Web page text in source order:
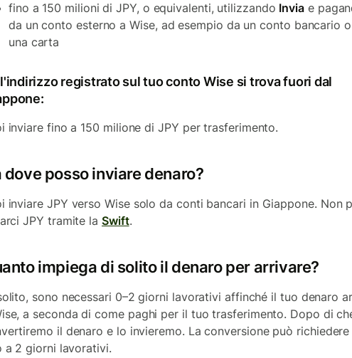
fino a 150 milioni di JPY, o equivalenti, utilizzando Invia e
da un conto esterno a Wise, ad esempio da un conto bancario
una carta
registrato sul tuo conto Wise si trova fuori dal
inviare fino a 150 milione di JPY per trasferimento.
dove posso inviare denaro?
inviare JPY verso Wise solo da conti bancari in Giappone. Non
JPY tramite la Swift.
impiega di solito il denaro per arrivare?
sono necessari 0–2 giorni lavorativi affinché il tuo denaro
a seconda di come paghi per il tuo trasferimento. Dopo di
il denaro e lo invieremo. La conversione può richiedere
a 2 giorni lavorativi.